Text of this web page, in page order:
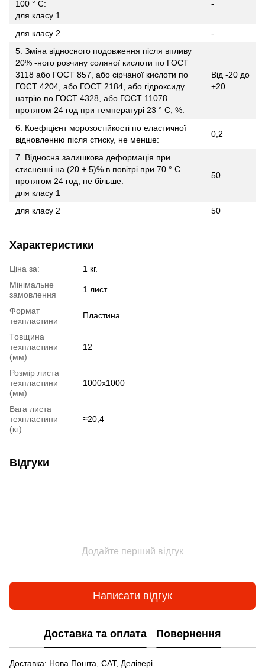
100 ° С:
для класу 1
-
для класу 2
-
5. Зміна відносного подовження після впливу
20% -ного розчину соляної кислоти по ГОСТ
3118 або ГОСТ 857, або сірчаної кислоти по
ГОСТ 4204, або ГОСТ 2184, або гідроксиду
натрію по ГОСТ 4328, або ГОСТ 11078
протягом 24 год при температурі 23 ° С, %:
Від -20 до
+20
6. Коефіцієнт морозостійкості по еластичної
відновленню після стиску, не менше:
0,2
7. Відносна залишкова деформація при
стисненні на (20 + 5)% в повітрі при 70 ° С
протягом 24 год, не більше:
для класу 1
50
для класу 2 50
Характеристики
Ціна за:
1 кг.
Мінімальне
замовлення
1 лист.
Формат
техпластини
Пластина
Товщина
техпластини
(мм)
12
Розмір листа
техпластини
(мм)
1000х1000
Вага листа
техпластини
(кг)
≈20,4
Відгуки
Додайте перший відгук
Написати відгук
Доставка та оплата Повернення
Доставка: Нова Пошта, САТ, Делівері.